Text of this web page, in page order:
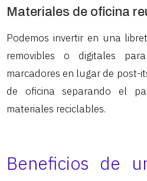
Materiales de oficina
Podemos invertir en una
removibles o digitales
marcadores en lugar de post-
de oficina separando el
materiales reciclables.
Beneficios de